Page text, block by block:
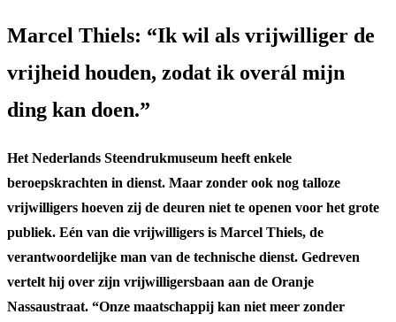
Marcel Thiels: “Ik wil als vrijwilliger de
vrijheid houden, zodat ik overál mijn
ding kan doen.”
Het Nederlands Steendrukmuseum heeft enkele
beroepskrachten in dienst. Maar zonder ook nog talloze
vrijwilligers hoeven zij de deuren niet te openen voor het grote
publiek. Eén van die vrijwilligers is Marcel Thiels, de
verantwoordelijke man van de technische dienst. Gedreven
vertelt hij over zijn vrijwilligersbaan aan de Oranje
Nassaustraat. “Onze maatschappij kan niet meer zonder